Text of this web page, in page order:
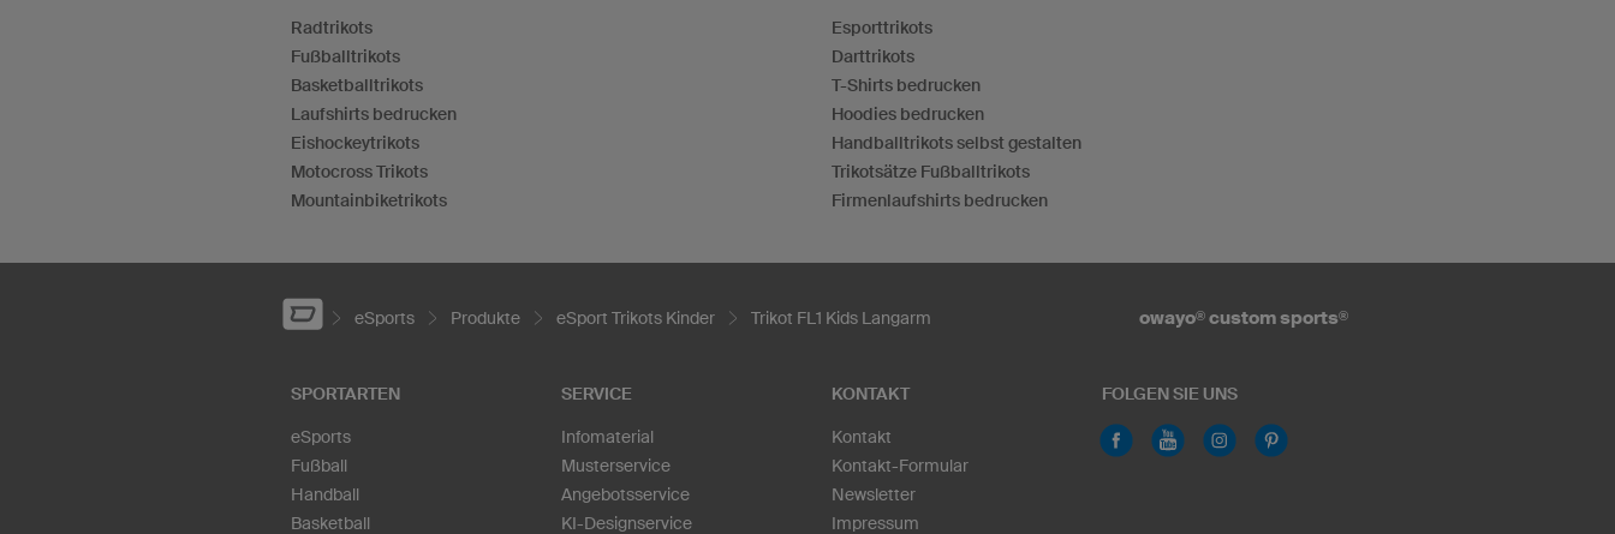
Radtrikots
Fußballtrikots
Basketballtrikots
Laufshirts bedrucken
Eishockeytrikots
Motocross Trikots
Mountainbiketrikots
Esporttrikots
Darttrikots
T-Shirts bedrucken
Hoodies bedrucken
Handballtrikots selbst gestalten
Trikotsätze Fußballtrikots
Firmenlaufshirts bedrucken
eSports Produkte eSport Trikots Kinder Trikot FL1 Kids Langarm owayo® custom sports®
SPORTARTEN
eSports
Fußball
Handball
Basketball
SERVICE
Infomaterial
Musterservice
Angebotsservice
KI-Designservice
KONTAKT
Kontakt
Kontakt-Formular
Newsletter
Impressum
FOLGEN SIE UNS